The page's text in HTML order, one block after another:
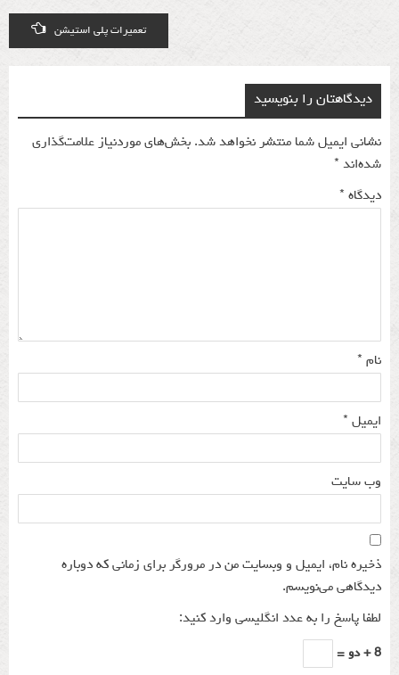
navigation
تعمیرات پلی استیشن
دیدگاهتان را بنویسید
نشانی ایمیل شما منتشر نخواهد شد. بخش‌های موردنیاز علامت‌گذاری
شده‌اند *
دیدگاه *
نام *
ایمیل *
وب‌ سایت
ذخیره نام، ایمیل و وبسایت من در مرورگر برای زمانی که دوباره
دیدگاهی می‌نویسم.
لطفا پاسخ را به عدد انگلیسی وارد کنید:
8 + دو =